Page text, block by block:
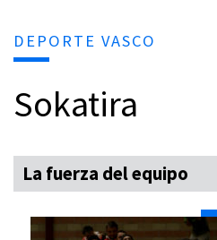
DEPORTE VASCO
Sokatira
La fuerza del equipo